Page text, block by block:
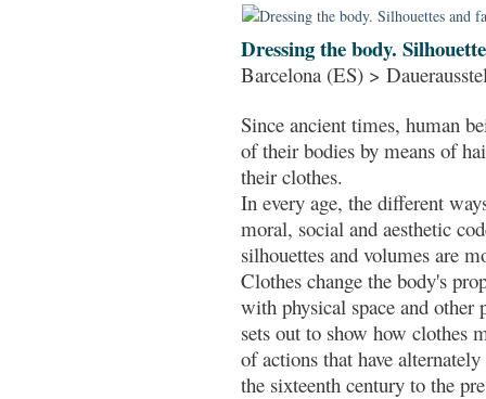
Dressing the body.
Barcelona (ES) >
Since ancient times, human
of their bodies by means of
their clothes.
In every age, the different
moral, social and aesthetic
silhouettes and volumes are
Clothes change the body's
with physical space and
sets out to show how clothes
of actions that have
the sixteenth century to the